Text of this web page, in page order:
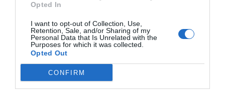
Opted In
I want to opt-out of Collection, Use,
Retention, Sale, and/or Sharing of my
Personal Data that Is Unrelated with the
Purposes for which it was collected.
Opted Out
CONFIRM
Nokia, Ericsson... Huawei: lo que importan
son las patentes
Eulogio López
Isabel Pantoja pierde dos pleitos